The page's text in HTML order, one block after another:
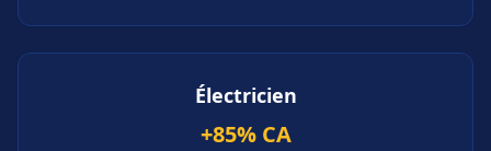
Électricien
+85% CA